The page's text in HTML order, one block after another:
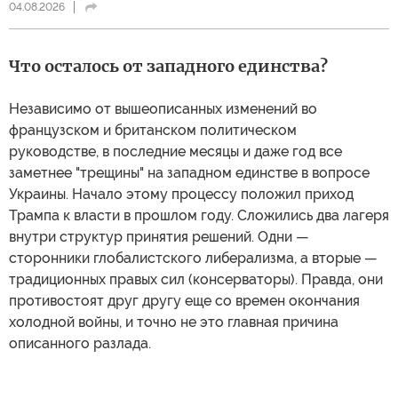
04.08.2026
Что осталось от западного единства?
Независимо от вышеописанных изменений во
французском и британском политическом
руководстве, в последние месяцы и даже год все
заметнее "трещины" на западном единстве в вопросе
Украины. Начало этому процессу положил приход
Трампа к власти в прошлом году. Сложились два лагеря
внутри структур принятия решений. Одни —
сторонники глобалистского либерализма, а вторые —
традиционных правых сил (консерваторы). Правда, они
противостоят друг другу еще со времен окончания
холодной войны, и точно не это главная причина
описанного разлада.